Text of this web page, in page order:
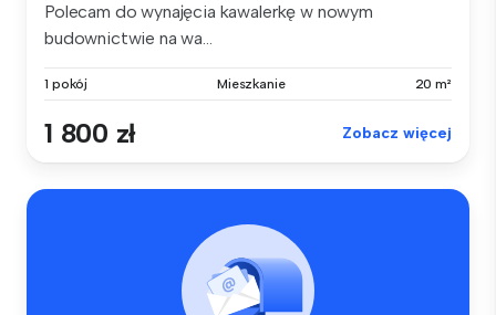
Polecam do wynajęcia kawalerkę w nowym
budownictwie na wa...
1 pokój Mieszkanie 20 m²
1 800 zł Zobacz więcej